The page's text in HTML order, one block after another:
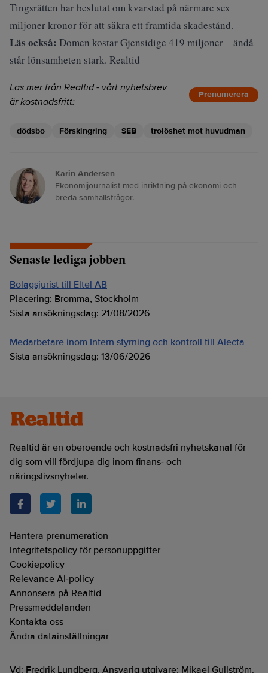
Tingsrätten har beslutat om kvarstad på närmare sex
miljoner kronor för att säkra ett framtida skadestånd.
Läs också: Domen kostar Gjensidige 419 miljoner – ändå
står lönsamheten stark. Realtid
Läs mer från Realtid - vårt nyhetsbrev
är kostnadsfritt:
Prenumerera
dödsbo Förskingring SEB trolöshet mot huvudman
Karin Andersen
Ekonomijournalist med inriktning på ekonomi och
breda samhällsfrågor.
Senaste lediga jobben
Bolagsjurist till Eltel AB
Placering: Bromma, Stockholm
Sista ansökningsdag: 21/08/2026
Medarbetare inom Intern styrning och kontroll till Alecta
Sista ansökningsdag: 13/06/2026
Realtid är en oberoende och kostnadsfri nyhetskanal för
dig som vill fördjupa dig inom finans- och
näringslivsnyheter.
Hantera prenumeration
Integritetspolicy för personuppgifter
Cookiepolicy
Relevance AI-policy
Annonsera på Realtid
Pressmeddelanden
Kontakta oss
Ändra datainställningar
Vd: Fredrik Lundberg. Ansvarig utgivare: Mikael Gullström.